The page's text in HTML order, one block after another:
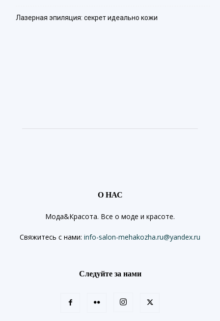
Лазерная эпиляция: секрет идеально кожи
О НАС
Мода&Красота. Все о моде и красоте.
Свяжитесь с нами: info-salon-mehakozha.ru@yandex.ru
Следуйте за нами